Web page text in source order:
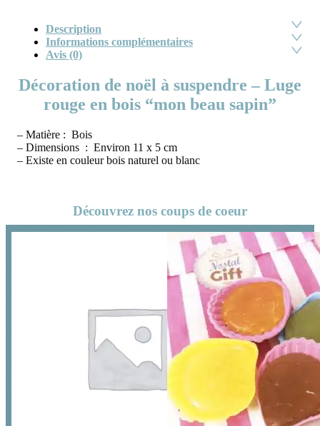
Description
Informations complémentaires
Avis (0)
Décoration de noël à suspendre – Luge
rouge en bois “mon beau sapin”
– Matière : Bois
– Dimensions : Environ 11 x 5 cm
– Existe en couleur bois naturel ou blanc
Découvrez nos coups de coeur